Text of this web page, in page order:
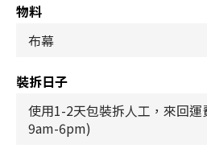
物料
裝拆日子